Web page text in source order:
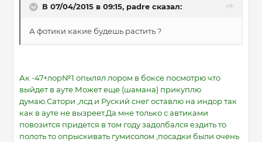
В 07/04/2015 в 09:15, padre сказал:
А фотики какие будешь растить ?
Ак -47+лор№1 опылял лором в боксе посмотрю что
выйдет в ауте.Может еще (шамана) прикуплю
думаю.Сатори ,лсд и Руский снег оставлю на индор так
как в ауте не вызреет.Да мне только с автиками
повозится придется в том году задолбался ездить то
полоть то опрыскивать гумисолом ,посадки были очень